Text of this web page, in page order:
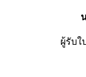
ผู้รับใ